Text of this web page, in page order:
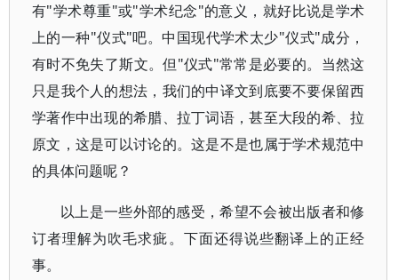
有"学术尊重"或"学术纪念"的意义，就好比说是学术
上的一种"仪式"吧。中国现代学术太少"仪式"成分，
有时不免失了斯文。但"仪式"常常是必要的。当然这
只是我个人的想法，我们的中译文到底要不要保留西
学著作中出现的希腊、拉丁词语，甚至大段的希、拉
原文，这是可以讨论的。这是不是也属于学术规范中
的具体问题呢？
以上是一些外部的感受，希望不会被出版者和修
订者理解为吹毛求疵。下面还得说些翻译上的正经
事。